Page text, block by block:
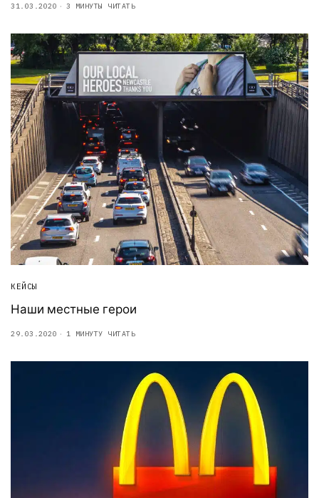
31.03.2020 3 МИНУТЫ ЧИТАТЬ
КЕЙСЫ
Наши местные герои
29.03.2020 1 МИНУТУ ЧИТАТЬ